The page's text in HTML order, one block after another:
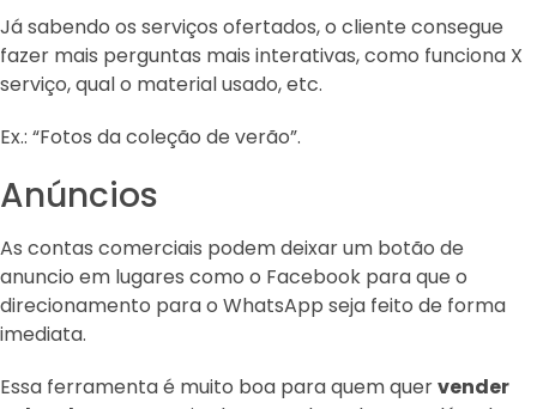
Já sabendo os serviços ofertados, o cliente consegue
fazer mais perguntas mais interativas, como funciona X
serviço, qual o material usado, etc.
Ex.: “Fotos da coleção de verão”.
Anúncios
As contas comerciais podem deixar um botão de
anuncio em lugares como o Facebook para que o
direcionamento para o WhatsApp seja feito de forma
imediata.
Essa ferramenta é muito boa para quem quervender